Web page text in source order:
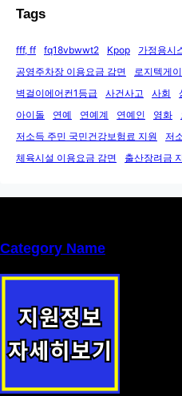
Tags
fff, ff fq18vbwwt2 Kpop 가정용시
공영주차장 이용요금 감면
로지텍게
벽걸이에어컨1등급
사건사고 사회
아이돌
연예 연예계 연예인 영화
저소득 주민 국민건강보험료 지원
저
체육시설 이용요금 감면
출산장려금
Category Name